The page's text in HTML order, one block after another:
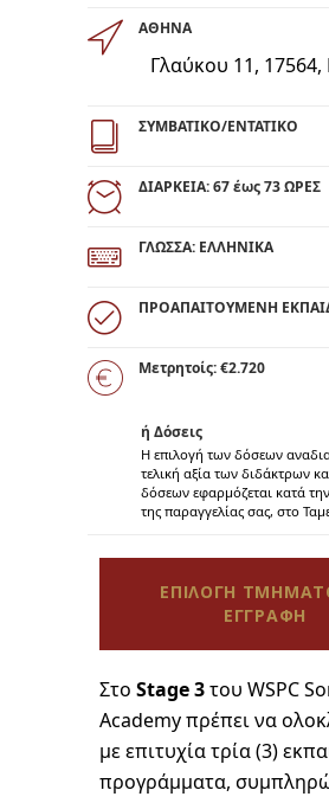
ΑΘΗΝΑ
Γλαύκου 11,
ΣΥΜΒΑΤΙΚΟ/ΕΝΤΑΤΙΚΟ
ΔΙΑΡΚΕΙΑ: 67 έως 73 ΩΡΕΣ
ΓΛΩΣΣΑ: ΕΛΛΗΝΙΚΑ
ΠΡΟΑΠΑΙΤΟΥΜΕΝΗ
Μετρητοίς: €2.720
ή Δόσεις
Η επιλογή των δόσεων
τελική αξία των διδάκτρων
δόσεων εφαρμόζεται κατά
της παραγγελίας σας, στο
ΕΠΙΛΟΓΗ
ΕΓΓΡΑΦΗ
Στο Stage 3του WSPC
Academy πρέπει να
με επιτυχία τρία (3)
προγράμματα,